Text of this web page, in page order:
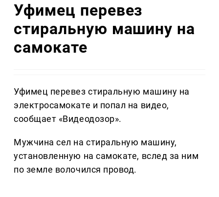
Уфимец перевез
стиральную машину на
самокате
Уфимец перевез стиральную машину на
электросамокате и попал на видео,
сообщает «Видеодозор».
Мужчина сел на стиральную машину,
установленную на самокате, вслед за ним
по земле волочился провод.